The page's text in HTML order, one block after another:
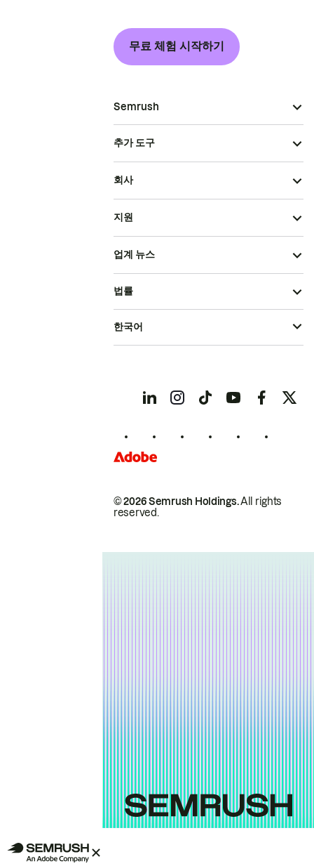
무료 체험 시작하기
Semrush
추가 도구
회사
지원
업계 뉴스
© 2026 Semrush Holdings.All rights
reserved.
법률
한국어